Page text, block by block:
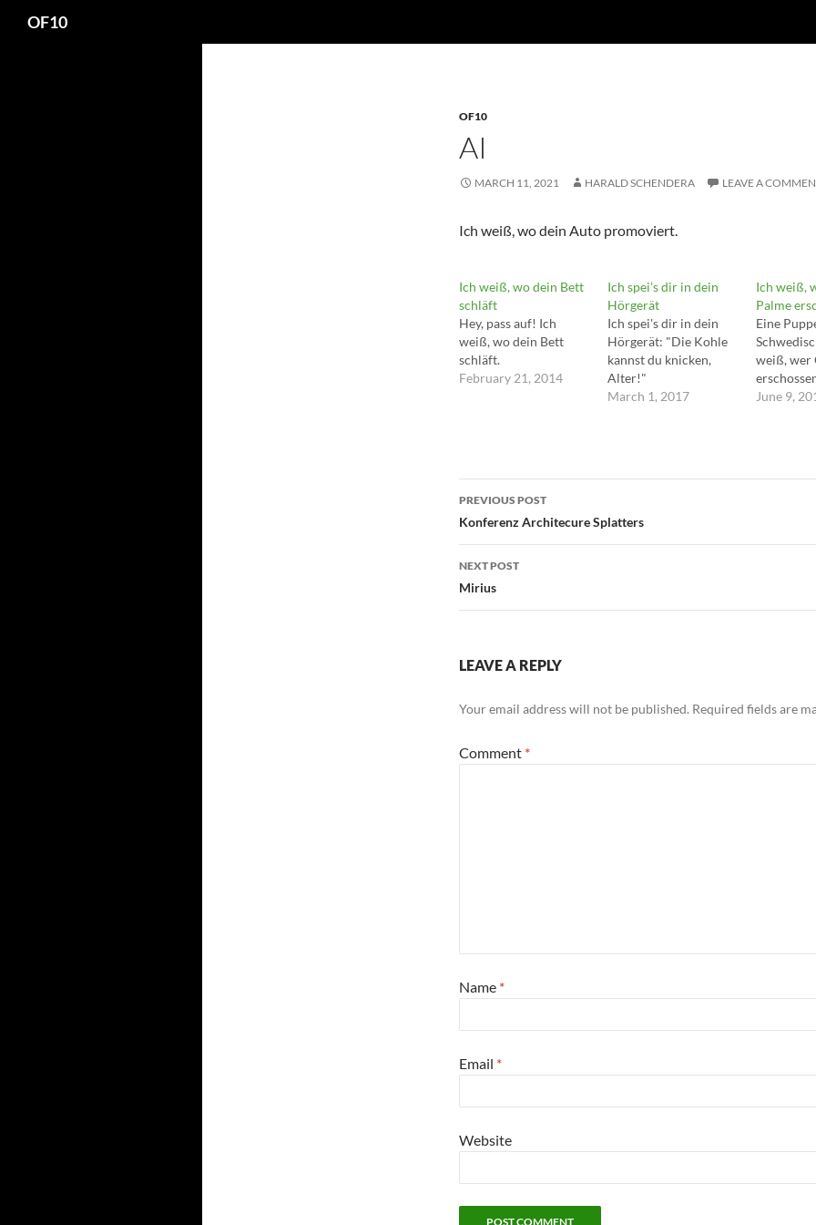
OF10
OF10
AI
MARCH 11, 2021 HARALD SCHENDERA LEAVE A
Ich weiß, wo dein Auto promoviert.
Ich weiß, wo dein Bett
schläft
Hey, pass auf! Ich
weiß, wo dein Bett
schläft.
February 21, 2014
Ich spei’s dir in dein
Hörgerät
Ich spei's dir in dein
Hörgerät: "Die Kohle
kannst du knicken,
Alter!"
March 1, 2017
Ich weiß,
Palme
Eine
weiß, wer
June 9,
Post
navigation
PREVIOUS POST
Konferenz Architecure Splatters
NEXT POST
Mirius
LEAVE A REPLY
Your email address will not be published. Required fields are
Comment *
Name *
Email *
Website